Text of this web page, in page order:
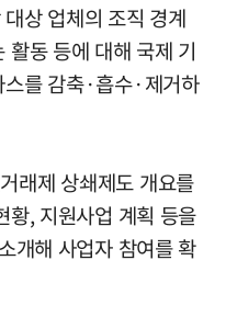
상 업체의 조직 경계
활동 등에 대해 국제 기
를 감축·흡수·제거하
래제 상쇄제도 개요를
황, 지원사업 계획 등을
개해 사업자 참여를 확